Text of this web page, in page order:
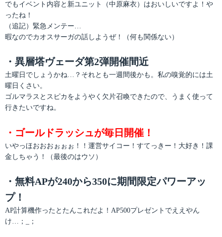
でもイベント内容と新ユニット（中原麻衣）はおいしいですよ！や
ったね！
（追記）緊急メンテー…
暇なのでカオスサーガの話しようぜ！（何も関係ない）
・異層塔ヴェーダ第2弾開催間近
土曜日でしょうかね…？それとも一週間後かも。私の嗅覚的には土
曜日くさい。
ゴルマラスとスピカをようやく欠片召喚できたので、うまく使って
行きたいですね。
・ゴールドラッシュが毎日開催！
いやっほおおおぉぉぉ！！運営サイコー！すてっきー！大好き！課
金しちゃう！（最後のはウソ）
・無料APが240から350に期間限定パワーアッ
プ！
AP計算機作ったとたんこれだよ！AP500プレゼントでええやん
け…；_；